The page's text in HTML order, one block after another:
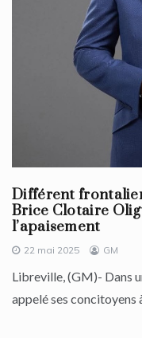
Différent
Brice Clotaire
l’apaisement
22 mai 2025 GM
Libreville, (GM)- Dans
appelé ses concitoyens